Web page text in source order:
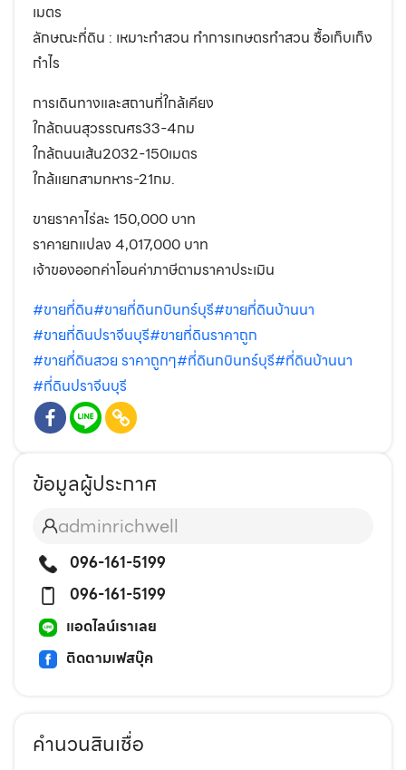
เมตร
ลักษณะที่ดิน : เหมาะทำสวน ทำการเกษตรทำสวน ซื้อเก็บเก็ง
กำไร
การเดินทางและสถานที่ใกล้เคียง
ใกล้ถนนสุวรรณศร33-4กม
ใกล้ถนนเส้น2032-150เมตร
ใกล้แยกสามทหาร-21กม.
ขายราคาไร่ละ 150,000 บาท
ราคายกแปลง 4,017,000 บาท
เจ้าของออกค่าโอนค่าภาษีตามราคาประเมิน
#ขายที่ดิน#ขายที่ดินกบินทร์บุรี#ขายที่ดินบ้านนา
#ขายที่ดินปราจีนบุรี#ขายที่ดินราคาถูก
#ขายที่ดินสวย ราคาถูกๆ#ที่ดินกบินทร์บุรี#ที่ดินบ้านนา
#ที่ดินปราจีนบุรี
ข้อมูลผู้ประกาศ
adminrichwell
096-161-5199
096-161-5199
แอดไลน์เราเลย
ติดตามเฟสบุ๊ค
คำนวนสินเชื่อ